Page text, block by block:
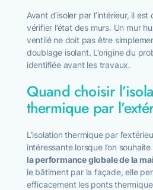
Avant d’isoler par l’intérieur, il
vérifier l’état des murs. Un mur
ventilé ne doit pas être
doublage isolant. L’origine du
identifiée avant les travaux.
Quand choisir
thermique par
L’isolation thermique par
intéressante lorsque l’on souhaite
la performance globale de la
le bâtiment par la façade, elle
efficacement les ponts